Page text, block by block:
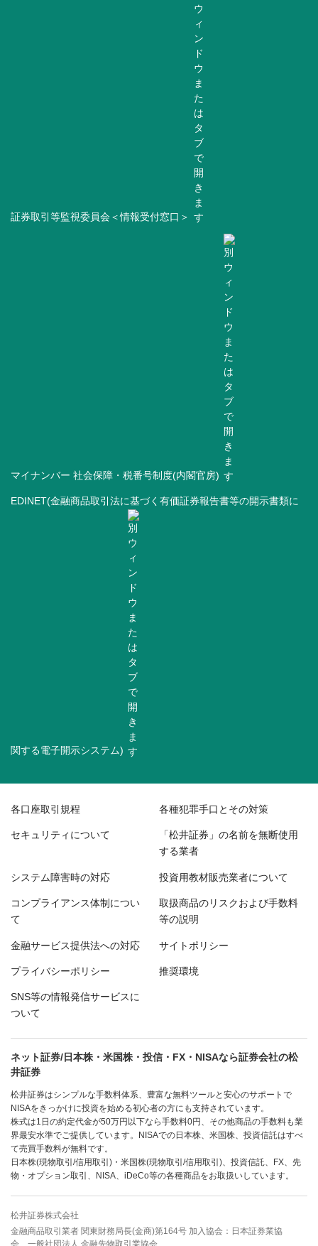
証券取引等監視委員会＜情報受付窓口＞
マイナンバー 社会保障・税番号制度(内閣官房)
EDINET(金融商品取引法に基づく有価証券報告書等の開示書類に
関する電子開示システム)
各口座取引規程 各種犯罪手口とその対策
セキュリティについて 「松井証券」の名前を無断使用
する業者
システム障害時の対応 投資用教材販売業者について
コンプライアンス体制につい
て
取扱商品のリスクおよび手数料
等の説明
金融サービス提供法への対応 サイトポリシー
プライバシーポリシー 推奨環境
SNS等の情報発信サービスに
ついて
ネット証券/日本株・米国株・投信・FX・NISAなら証券会社の松
井証券
松井証券はシンプルな手数料体系、豊富な無料ツールと安心のサポートで
NISAをきっかけに投資を始める初心者の方にも支持されています。
株式は1日の約定代金が50万円以下なら手数料0円、その他商品の手数料も業
界最安水準でご提供しています。NISAでの日本株、米国株、投資信託はすべ
て売買手数料が無料です。
日本株(現物取引/信用取引)・米国株(現物取引/信用取引)、投資信託、FX、先
物・オプション取引、NISA、iDeCo等の各種商品をお取扱いしています。
松井証券株式会社
金融商品取引業者 関東財務局長(金商)第164号 加入協会：日本証券業協
会、一般社団法人 金融先物取引業協会